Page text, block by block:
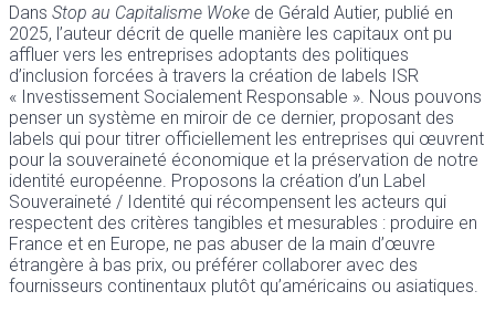
Dans Stop au Capitalisme Woke de Gérald Autier, publié en
2025, l’auteur décrit de quelle manière les capitaux ont pu
affluer vers les entreprises adoptants des politiques
d’inclusion forcées à travers la création de labels ISR
« Investissement Socialement Responsable ». Nous pouvons
penser un système en miroir de ce dernier, proposant des
labels qui pour titrer officiellement les entreprises qui œuvrent
pour la souveraineté économique et la préservation de notre
identité européenne. Proposons la création d’un Label
Souveraineté / Identité qui récompensent les acteurs qui
respectent des critères tangibles et mesurables : produire en
France et en Europe, ne pas abuser de la main d’œuvre
étrangère à bas prix, ou préférer collaborer avec des
fournisseurs continentaux plutôt qu’américains ou asiatiques.